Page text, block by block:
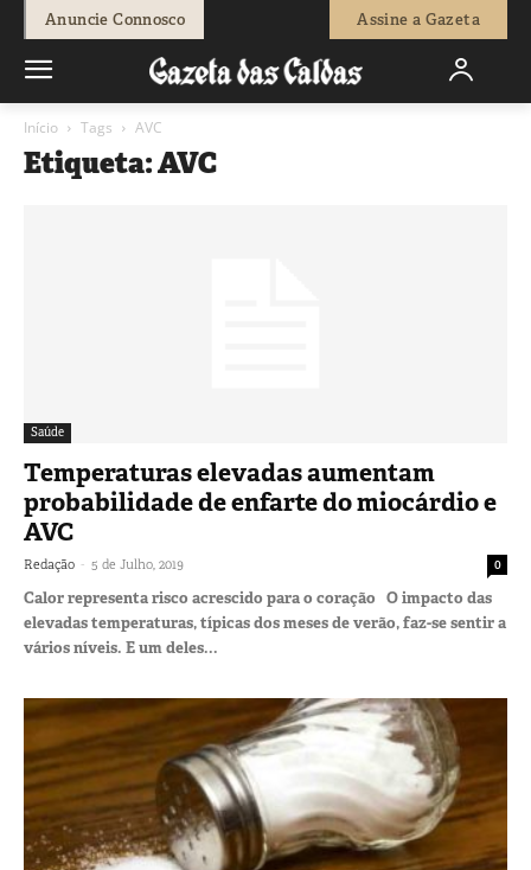
Anuncie Connosco Assine a Gazeta
Início Tags AVC
Etiqueta: AVC
Saúde
Temperaturas elevadas aumentam
probabilidade de enfarte do miocárdio e
AVC
Redação - 5 de Julho, 2019 0
Calor representa risco acrescido para o coração O impacto das
elevadas temperaturas, típicas dos meses de verão, faz-se sentir a
vários níveis. E um deles...